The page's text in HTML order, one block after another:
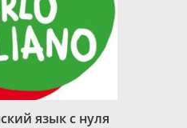
язык с нуля